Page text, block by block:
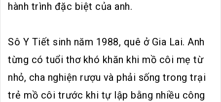
hành trình đặc biệt của anh.
Sô Y Tiết sinh năm 1988, quê ở Gia Lai. Anh
từng có tuổi thơ khó khăn khi mồ côi mẹ từ
nhỏ, cha nghiện rượu và phải sống trong trại
trẻ mồ côi trước khi tự lập bằng nhiều công